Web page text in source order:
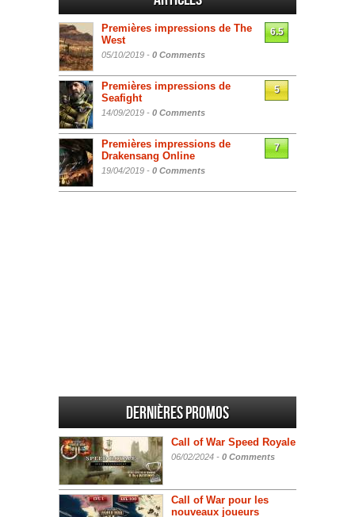
Premières impressions de The
West
05/10/2019 - 0 Comments
6.5
Premières impressions de
Seafight
14/09/2019 - 0 Comments
5
Premières impressions de
Drakensang Online
19/04/2019 - 0 Comments
7
Dernières promos
Call of War Speed Royale
06/02/2024 - 0 Comments
Call of War pour les
nouveaux joueurs